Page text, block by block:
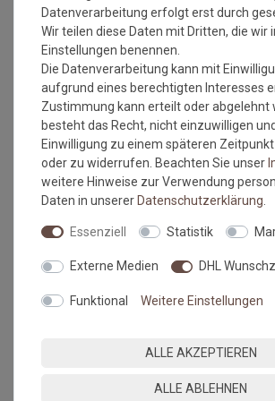
Gummirand mit Gummirücken
Rückseite: Gummi
Nimmt Schmutz und Nässe auf
extrem belastbar
trittfest
Rutschhemmend
waschbar bei 30°C
Wichtiger Hinweis:
Maßtoleranzen von 1-3 % können auftreten
normal. Sonderzuschnitte sind vom
ausgeschlossen.
die Matte erst nach Geldeingang gefertigt.
Datenverarbeitung erfolgt erst durch
Wir teilen diese Daten mit Dritten, die wir
Einstellungen benennen.
Die Datenverarbeitung kann mit
aufgrund eines berechtigten Interesses
Zustimmung kann erteilt oder abgelehnt
besteht das Recht, nicht einzuwilligen
Einwilligung zu einem späteren
oder zu widerrufen. Beachten Sie unser
weitere Hinweise zur Verwendung
Daten in unsererDaten­schutz­erklärung
Essenziell Statistik
Externe Medien DHL
Funktional Weitere Einstellungen
ALLE AKZEPTIEREN
ALLE ABLEHNEN